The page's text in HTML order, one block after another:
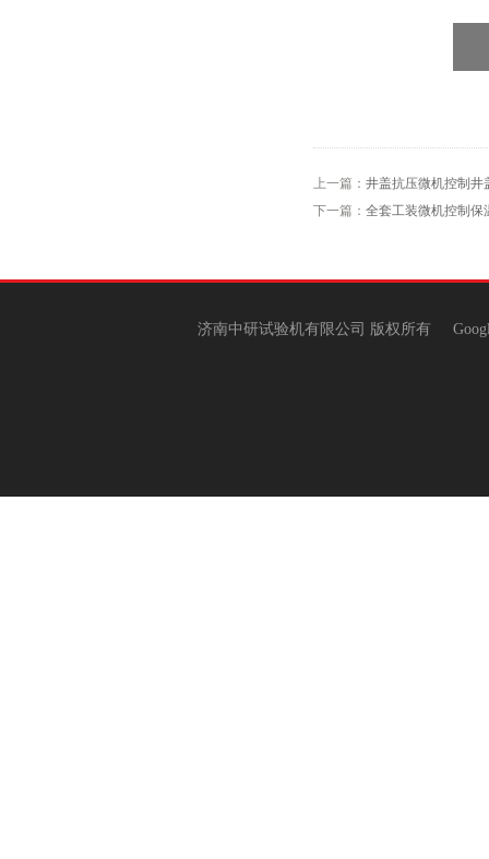
上一篇： 井盖抗压微机控制井
下一篇： 全套工装微机控制保
济南中研试验机有限公司 版权所有